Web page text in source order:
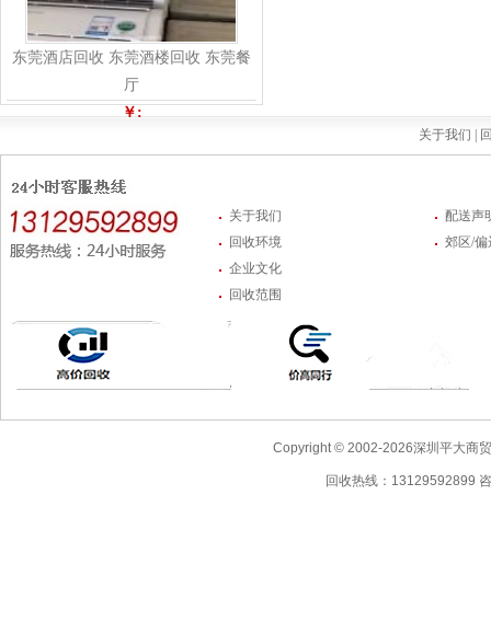
东莞酒店回收 东莞酒楼回收 东莞餐
厅
￥:
关于我们 |
关于我们
回收环境
企业文化
回收范围
配送声
郊区/
Copyright © 2002-2026深圳平大商
回收热线：13129592899